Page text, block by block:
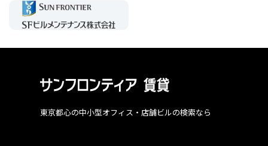
東京都心の中小型オフィス・店舗ビルの検索なら